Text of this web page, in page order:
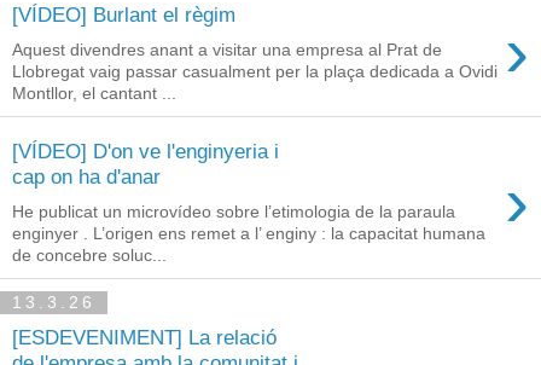
[VÍDEO] Burlant el règim ›
Aquest divendres anant a visitar una empresa al Prat de
Llobregat vaig passar casualment per la plaça dedicada a Ovidi
Montllor, el cantant ...
[VÍDEO] D'on ve l'enginyeria i
cap on ha d'anar
›
He publicat un microvídeo sobre l’etimologia de la paraula
enginyer . L’origen ens remet a l’ enginy : la capacitat humana
de concebre soluc...
13.3.26
[ESDEVENIMENT] La relació